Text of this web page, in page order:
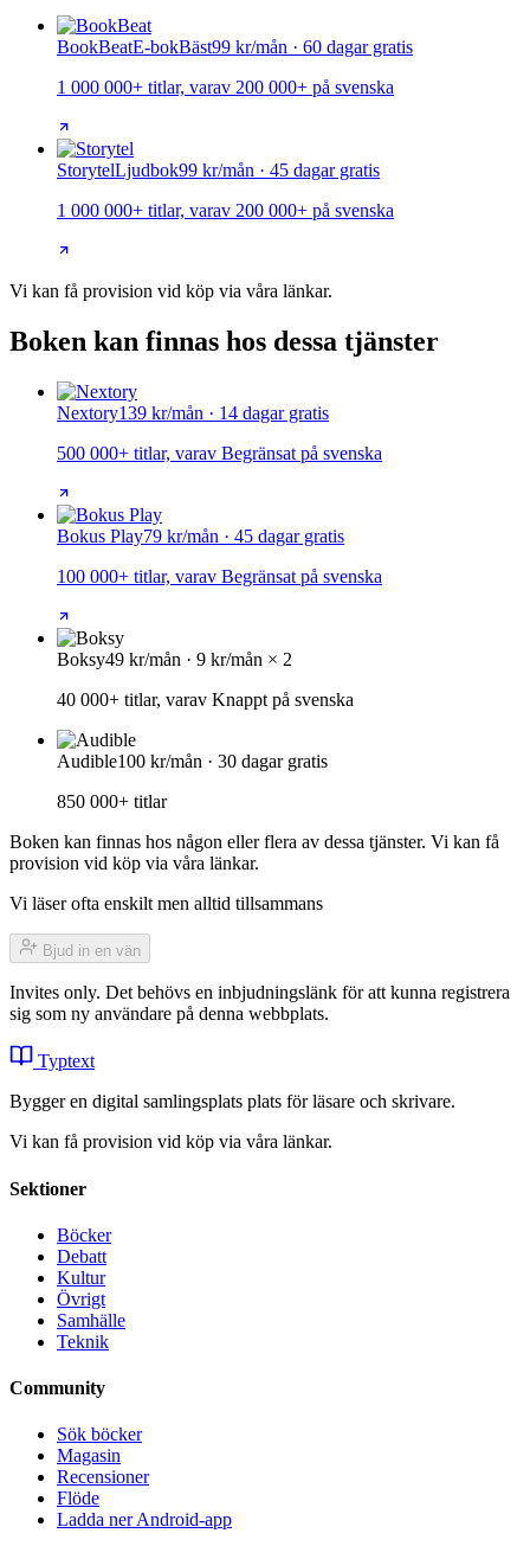
BookBeatE-bokBäst99 kr/mån · 60 dagar gratis
1 000 000+ titlar, varav 200 000+ på svenska
StorytelLjudbok99 kr/mån · 45 dagar gratis
1 000 000+ titlar, varav 200 000+ på svenska
Vi kan få provision vid köp via våra länkar.
Boken kan finnas hos dessa tjänster
Nextory139 kr/mån · 14 dagar gratis
500 000+ titlar, varav Begränsat på svenska
Bokus Play79 kr/mån · 45 dagar gratis
100 000+ titlar, varav Begränsat på svenska
Boksy49 kr/mån · 9 kr/mån × 2
40 000+ titlar, varav Knappt på svenska
Audible100 kr/mån · 30 dagar gratis
850 000+ titlar
Boken kan finnas hos någon eller flera av dessa tjänster. Vi kan få
provision vid köp via våra länkar.
Vi läser ofta enskilt men alltid tillsammans
Bjud in en vän
Invites only. Det behövs en inbjudningslänk för att kunna registrera
sig som ny användare på denna webbplats.
Typtext
Bygger en digital samlingsplats plats för läsare och skrivare.
Vi kan få provision vid köp via våra länkar.
Sektioner
Böcker
Debatt
Kultur
Övrigt
Samhälle
Teknik
Community
Sök böcker
Magasin
Recensioner
Flöde
Ladda ner Android-app